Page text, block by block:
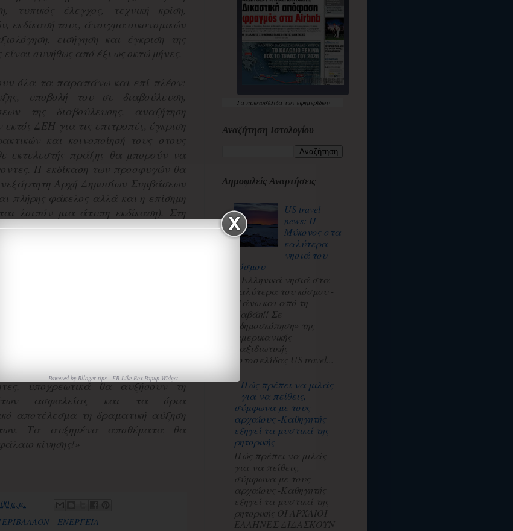
τυπικός έλεγχος, τεχνική κρίση,
εκδίκασή τους, άνοιγμα οικονομικών
εισήγηση και έγκριση της
συνήθως από έξι ως οκτώ μήνες.
όλα τα παραπάνω και επί πλέον:
υποβολή του σε διαβούλευση,
της διαβούλευσης, αναζήτηση
ΔΕΗ για τις επιτροπές, έγκριση
και κοινοποίησή τους στους
εκτελεστής πράξης θα μπορούν να
Η εκδίκαση των προσφυγών θα
Αρχή Δημοσίων Συμβάσεων
πλήρης φάκελος αλλά και η επίσημη
λοιπόν μια άτυπη εκδίκαση). Στη
προσωρινός μειοδότης ο οποίος θα
του που θα κοινοποιούνται στους
οποίοι βεβαίως θα μπορούν να τα
γύρος προσφυγών.
η διάρκεια της όλης διαδικασίας θα
μήνες.
η οικονομική επιβάρυνση
ότι «οι έχοντες την ευθύνη
τις αυξημένες
υποχρεωτικά θα αυξήσουν τη
ασφαλείας και τα όρια
αποτέλεσμα τη δραματική αύξηση
Τα αυξημένα αποθέματα θα
κίνησης!»
μ.μ.
- ΕΝΕΡΓΕΙΑ
Powered byBlloger tips -FB Like Box Popup Widget
Τα πρωτοσέλιδατων εφημερίδων
Αναζήτηση Ιστολογίου
Δημοφιλείς Αναρτήσεις
US travel
news: Η
Μύκονος στα
καλύτερα
νησιά του
κόσμου
3 Ελληνικά νησιά στα
καλύτερα του κόσμου -
Πάνω και από τη
Χαβάη!! Σε
«δημοσκόπηση» της
αμερικανικής
ταξιδιωτικής
ιστοσελίδας US travel...
Πώς πρέπει να μιλάς
για να πείθεις,
σύμφωνα με τους
αρχαίους -Καθηγητής
εξηγεί τα μυστικά της
ρητορικής
Πώς πρέπει να μιλάς
για να πείθεις,
σύμφωνα με τους
αρχαίους -Καθηγητής
εξηγεί τα μυστικά της
ρητορικής ΟΙ ΑΡΧΑΙΟΙ
ΕΛΛΗΝΕΣ ΔΙΔΑΣΚΟΥΝ